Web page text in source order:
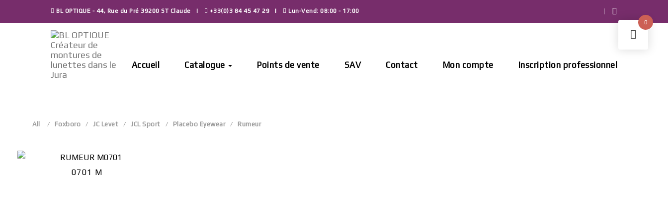
BL OPTIQUE - 44, Rue du Pré 39200 ST Claude +33(0)3 84 45 47 29 Lun-Vend: 08:00 - 17:00
Accueil Catalogue Points de vente SAV Contact Mon compte Inscription professionnel
All Foxboro JC Levet JCL Sport Placebo Eyewear Rumeur
0701 M
0